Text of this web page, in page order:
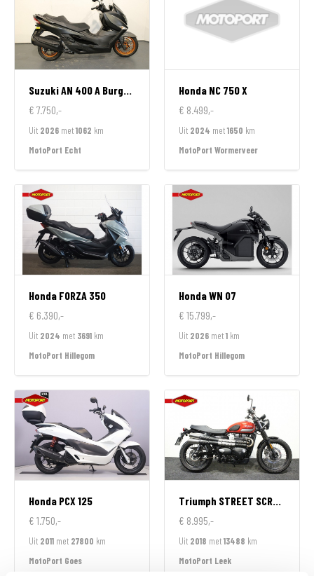
SuzukiAN 400 A Burgman
€ 7.750,-
Uit 2026 met1062 km
MotoPort Echt
Honda NC 750 X
€ 8.499,-
Uit 2024 met1650 km
MotoPort Wormerveer
Honda FORZA 350
€ 6.390,-
Uit 2024 met 3691 km
MotoPort Hillegom
HondaWN 07
€ 15.799,-
Uit 2026 met1 km
MotoPort Hillegom
Honda PCX 125
€ 1.750,-
Uit 2011 met 27800 km
MotoPort Goes
Triumph STREET SCRAMBLER 900
€ 8.995,-
Uit 2018 met13488 km
MotoPort Leek